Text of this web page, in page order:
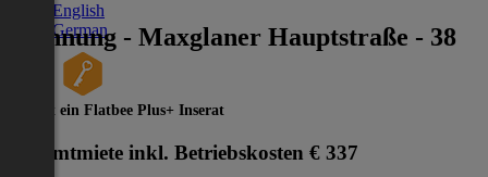
English
German
Wohnung - Maxglaner Hauptstraße - 38
Dies ist ein Flatbee Plus+ Inserat
Gesamtmiete inkl. Betriebskosten € 337